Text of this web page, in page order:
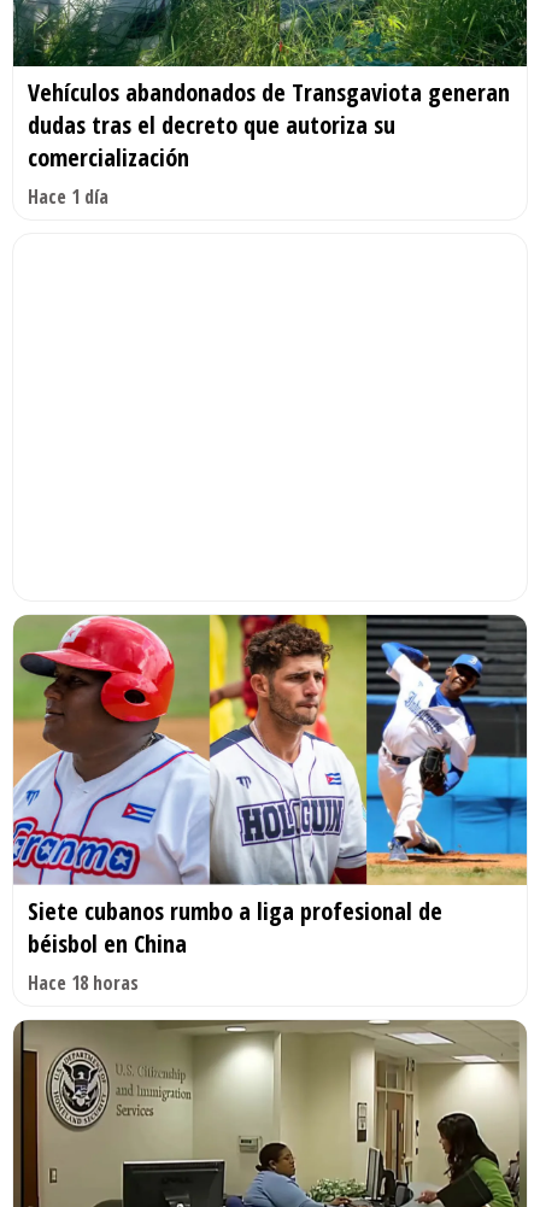
Vehículos abandonados de Transgaviota generan
dudas tras el decreto que autoriza su
comercialización
Hace 1 día
Siete cubanos rumbo a liga profesional de
béisbol en China
Hace 18 horas